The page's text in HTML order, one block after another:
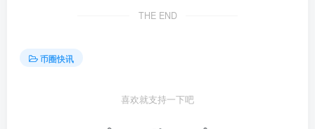
THE END
币圈快讯
喜欢就支持一下吧